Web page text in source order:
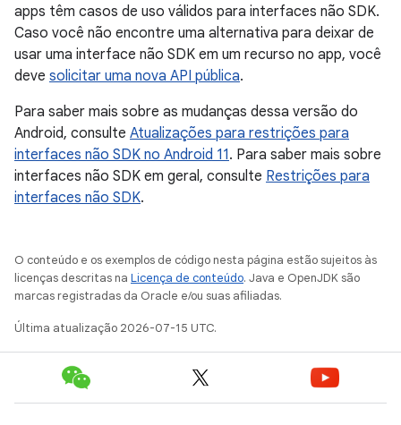
apps têm casos de uso válidos para interfaces não SDK.
Caso você não encontre uma alternativa para deixar de
usar uma interface não SDK em um recurso no app, você
deve solicitar uma nova API pública.
Para saber mais sobre as mudanças dessa versão do
Android, consulte Atualizações para restrições para
interfaces não SDK no Android 11. Para saber mais sobre
interfaces não SDK em geral, consulte Restrições para
interfaces não SDK.
O conteúdo e os exemplos de código nesta página estão sujeitos às
licenças descritas na Licença de conteúdo. Java e OpenJDK são
marcas registradas da Oracle e/ou suas afiliadas.
Última atualização 2026-07-15 UTC.